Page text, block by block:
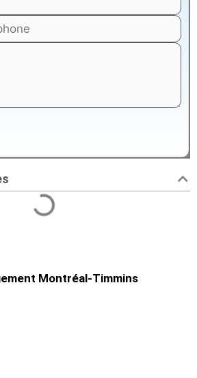
Montréal-Timmins